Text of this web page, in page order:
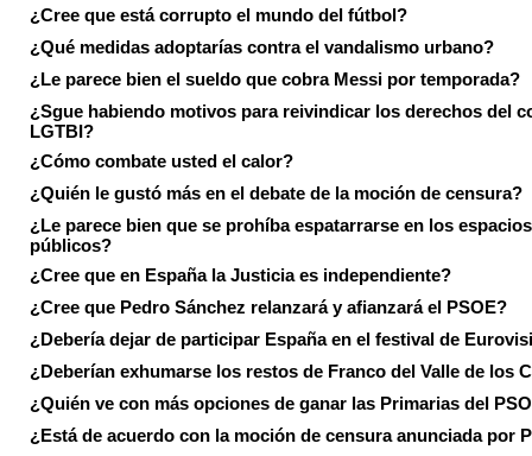
¿Cree que está corrupto el mundo del fútbol?
¿Qué medidas adoptarías contra el vandalismo urbano?
¿Le parece bien el sueldo que cobra Messi por temporada?
¿Sgue habiendo motivos para reivindicar los derechos del
LGTBI?
¿Cómo combate usted el calor?
¿Quién le gustó más en el debate de la moción de censura?
¿Le parece bien que se prohíba espatarrarse en los espacios
públicos?
¿Cree que en España la Justicia es independiente?
¿Cree que Pedro Sánchez relanzará y afianzará el PSOE?
¿Debería dejar de participar España en el festival de
¿Deberían exhumarse los restos de Franco del Valle de los
¿Quién ve con más opciones de ganar las Primarias del
¿Está de acuerdo con la moción de censura anunciada por